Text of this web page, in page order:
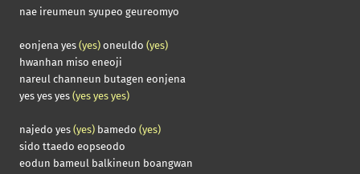
nae ireumeun syupeo geureomyo
eonjena yes (yes) oneuldo (yes)
hwanhan miso eneoji
nareul channeun butagen eonjena
yes yes yes (yes yes yes)
najedo yes (yes) bamedo (yes)
sido ttaedo eopseodo
eodun bameul balkineun boangwan